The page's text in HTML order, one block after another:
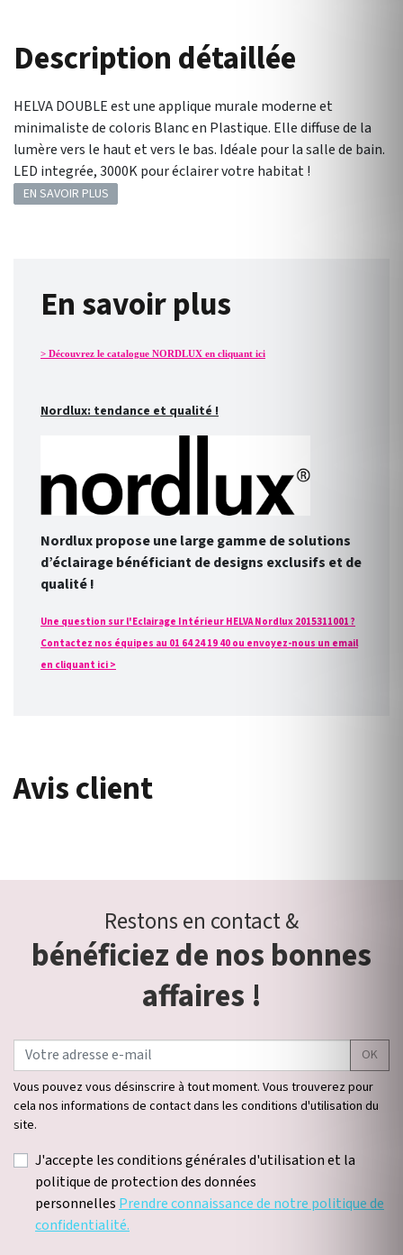
Description détaillée
HELVA DOUBLE est une applique murale moderne et
minimaliste de coloris Blanc en Plastique. Elle diffuse de la
lumère vers le haut et vers le bas. Idéale pour la salle de bain.
LED integrée, 3000K pour éclairer votre habitat !
EN SAVOIR PLUS
En savoir plus
> Découvrez le catalogue NORDLUX en cliquant ici
Nordlux: tendance et qualité !
Nordlux propose une large gamme de solutions
d’éclairage bénéficiant de designs exclusifs et de
qualité !
Une question sur l'Eclairage Intérieur HELVA Nordlux 2015311001 ?
Contactez nos équipes au 01 64 24 19 40 ou envoyez-nous un email
en cliquant ici >
Avis client
Restons en contact &
bénéficiez de nos bonnes
affaires !
OK
Vous pouvez vous désinscrire à tout moment. Vous trouverez pour
cela nos informations de contact dans les conditions d'utilisation du
site.
J'accepte les conditions générales d'utilisation et la
politique de protection des données
personnelles Prendre connaissance de notre politique de
confidentialité.